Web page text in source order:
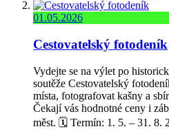
01.05.2026
Cestovatelský fotodeník
Vydejte se na výlet po
soutěže Cestovatelský
místa, fotografovat kašny a
Čekají vás hodnotné ceny i
měst. 🗓️ Termín: 1. 5. – 31. 8.